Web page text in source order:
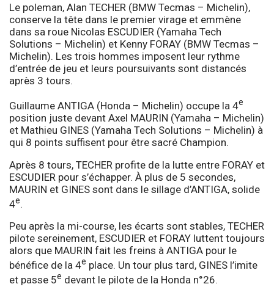
Le poleman, Alan TECHER (BMW Tecmas – Michelin),
conserve la tête dans le premier virage et emmène
dans sa roue Nicolas ESCUDIER (Yamaha Tech
Solutions – Michelin) et Kenny FORAY (BMW Tecmas –
Michelin). Les trois hommes imposent leur rythme
d’entrée de jeu et leurs poursuivants sont distancés
après 3 tours.
Guillaume ANTIGA (Honda – Michelin) occupe la 4e
position juste devant Axel MAURIN (Yamaha – Michelin)
et Mathieu GINES (Yamaha Tech Solutions – Michelin) à
qui 8 points suffisent pour être sacré Champion.
Après 8 tours, TECHER profite de la lutte entre FORAY et
ESCUDIER pour s’échapper. À plus de 5 secondes,
MAURIN et GINES sont dans le sillage d’ANTIGA, solide
4e.
Peu après la mi-course, les écarts sont stables, TECHER
pilote sereinement, ESCUDIER et FORAY luttent toujours
alors que MAURIN fait les freins à ANTIGA pour le
bénéfice de la 4e place. Un tour plus tard, GINES l’imite
et passe 5e devant le pilote de la Honda n°26.